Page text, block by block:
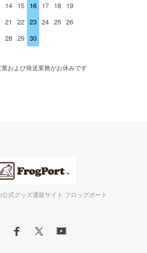
14 15 16 17 18 19
21 22 23 24 25 26
28 29 30
業および発送業務がお休みです
式グッズ通販サイト フロッグポート